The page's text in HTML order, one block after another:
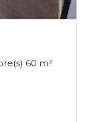
Appartement 2 pièce(s) 1 chambre(s) 60 m²